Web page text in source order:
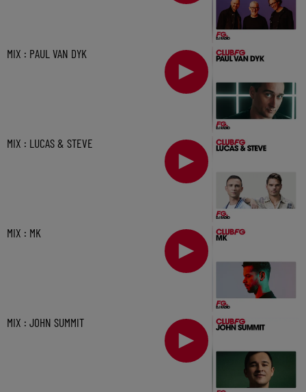
MIX : PAUL VAN DYK
MIX : LUCAS & STEVE
MIX : MK
MIX : JOHN SUMMIT